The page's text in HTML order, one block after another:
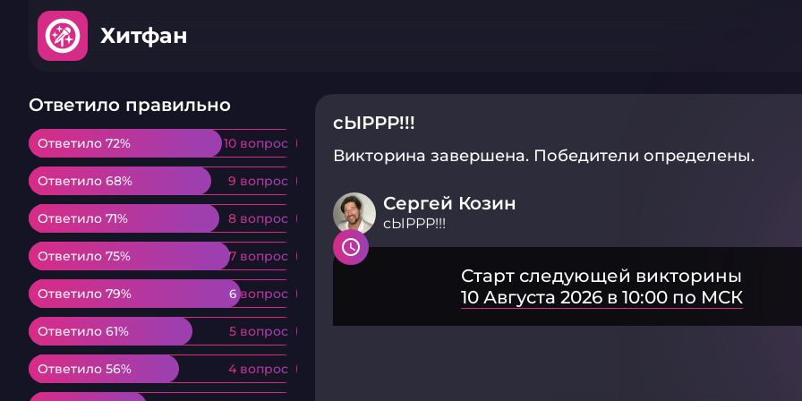
Хитфан
Ответило правильно
Ответило 72% 10 вопрос
Ответило 72% 10 вопрос
Ответило 68% 9 вопрос
Ответило 68% 9 вопрос
Ответило 71% 8 вопрос
Ответило 71% 8 вопрос
Ответило 75% 7 вопрос
Ответило 75% 7 вопрос
Ответило 79% 6 вопрос
Ответило 79% 6 вопрос
Ответило 61% 5 вопрос
Ответило 61% 5 вопрос
Ответило 56% 4 вопрос
Ответило 56% 4 вопрос
сЫРРР!!!
Викторина завершена. Победители определены.
Сергей Козин
сЫРРР!!!
Старт следующей викторины
10 Августа 2026 в 10:00 по МСК